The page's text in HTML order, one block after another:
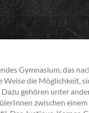
Gymnasium, das
die Möglichkeit,
gehören unter
zwischen